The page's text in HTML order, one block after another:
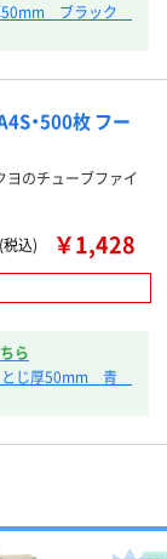
ブラック
・500枚 フー
ヨのチューブファイ
込) ￥1,428
ら
じ厚50mm 青